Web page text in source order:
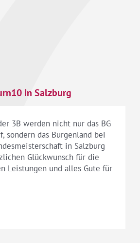
in Salzburg
3B werden nicht nur das BG
sondern das Burgenland bei
in Salzburg
Glückwunsch für die
Leistungen und alles Gute für